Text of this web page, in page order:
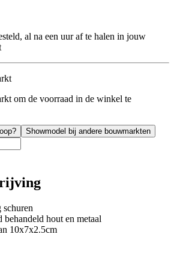
al na een uur af te halen in jouw
om de voorraad in de winkel te
Showmodel bij andere bouwmarkten
hout en metaal
10x7x2.5cm